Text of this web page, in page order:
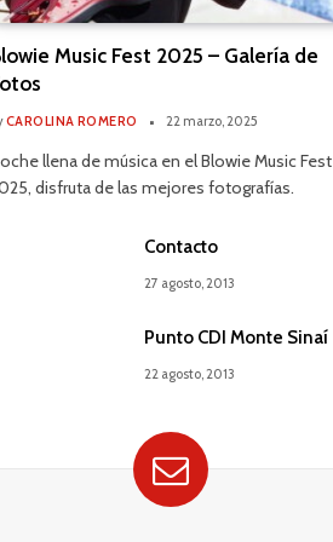
Music Fest 2025 – Galería de
CAROLINA ROMERO 22 marzo, 2025
llena de música en el Blowie Music Fest
disfruta de las mejores fotografías.
Contacto
27 agosto, 2013
Punto CDI Monte Sinaí
22 agosto, 2013